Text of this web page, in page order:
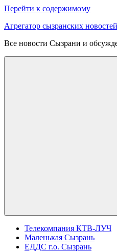
Перейти к содержимому
Агрегатор сызранских новостей
Все новости Сызрани и
Телекомпания КТВ-ЛУЧ
Маленькая Сызрань
ЕДДС г.о. Сызрань